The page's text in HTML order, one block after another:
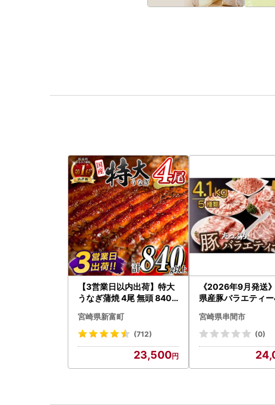
【3営業日以内出荷】特大
うなぎ蒲焼 4尾 無頭 840g
宮崎県新富町
(712)
23,500
《2026年9月発送
県産豚バラエティ
宮崎県串間市
(0)